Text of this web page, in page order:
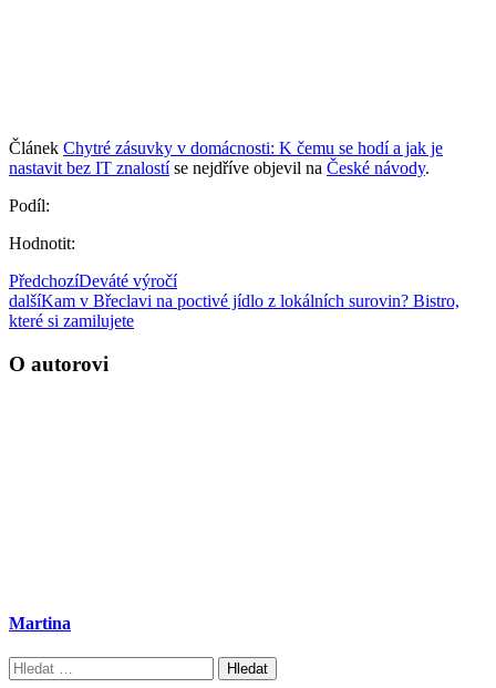
Článek Chytré zásuvky v domácnosti: K čemu se hodí a jak je
nastavit bez IT znalostíse nejdříve objevil na České návody.
Podíl:
Hodnotit:
PředchozíDeváté výročí
dalšíKam v Břeclavi na poctivé jídlo z lokálních surovin? Bistro,
které si zamilujete
O autorovi
Martina
Vyhledávání